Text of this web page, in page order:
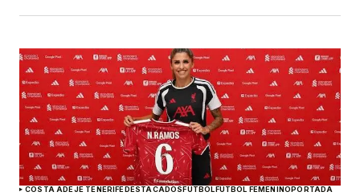
COSTA ADEJE TENERIFEDESTACADOSFÚTBOLFÚTBOL FEMENINOPORTADA